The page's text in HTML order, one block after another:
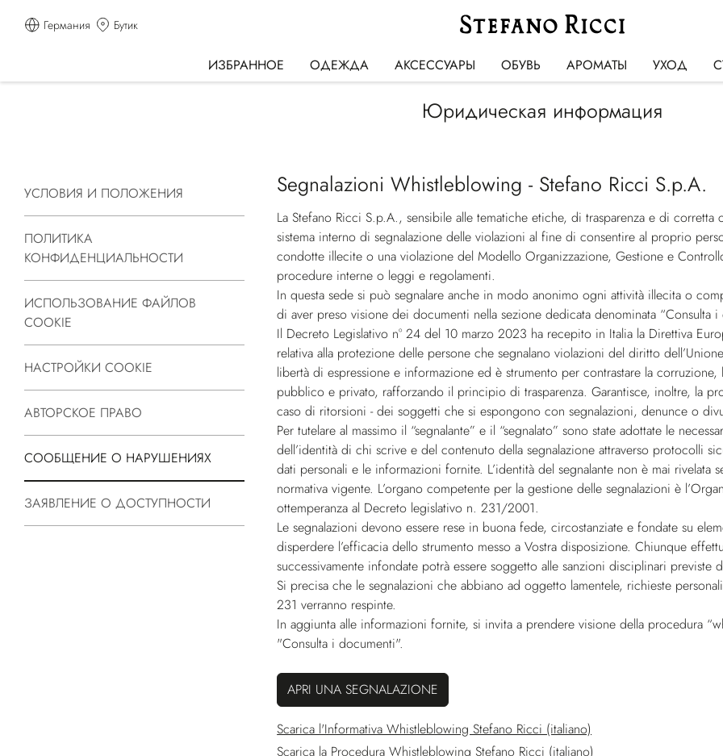
Германия Бутик
ИЗБРАННОЕ ОДЕЖДА АКСЕССУАРЫ ОБУВЬ АРОМАТЫ УХОД
Юридическая информация
УСЛОВИЯ И ПОЛОЖЕНИЯ
ПОЛИТИКА
КОНФИДЕНЦИАЛЬНОСТИ
ИСПОЛЬЗОВАНИЕ ФАЙЛОВ
COOKIE
НАСТРОЙКИ COOKIE
АВТОРСКОЕ ПРАВО
СООБЩЕНИЕ О НАРУШЕНИЯХ
ЗАЯВЛЕНИЕ О ДОСТУПНОСТИ
Segnalazioni Whistleblowing - Stefano Ricci S.p.A.
La Stefano Ricci S.p.A., sensibile alle tematiche etiche, di trasparenza e di
sistema interno di segnalazione delle violazioni al fine di consentire al proprio
condotte illecite o una violazione del Modello Organizzazione, Gestione e
procedure interne o leggi e regolamenti.
In questa sede si può segnalare anche in modo anonimo ogni attività illecita o
di aver preso visione dei documenti nella sezione dedicata denominata “Consulta
Il Decreto Legislativo n° 24 del 10 marzo 2023 ha recepito in Italia la Direttiva
relativa alla protezione delle persone che segnalano violazioni del diritto
libertà di espressione e informazione ed è strumento per contrastare la
pubblico e privato, rafforzando il principio di trasparenza. Garantisce, inoltre, la
caso di ritorsioni - dei soggetti che si espongono con segnalazioni, denunce o
Per tutelare al massimo il “segnalante” e il “segnalato” sono state adottate le
dell’identità di chi scrive e del contenuto della segnalazione attraverso protocolli
dati personali e le informazioni fornite. L’identità del segnalante non è mai rivelata
normativa vigente. L’organo competente per la gestione delle segnalazioni è
ottemperanza al Decreto legislativo n. 231/2001.
Le segnalazioni devono essere rese in buona fede, circostanziate e fondate su
disperdere l’efficacia dello strumento messo a Vostra disposizione. Chiunque
successivamente infondate potrà essere soggetto alle sanzioni disciplinari previste
Si precisa che le segnalazioni che abbiano ad oggetto lamentele, richieste
231 verranno respinte.
In aggiunta alle informazioni fornite, si invita a prendere visione della procedura
"Consulta i documenti".
APRI UNA SEGNALAZIONE
Scarica l'Informativa Whistleblowing Stefano Ricci (italiano)
Scarica la Procedura Whistleblowing Stefano Ricci (italiano)